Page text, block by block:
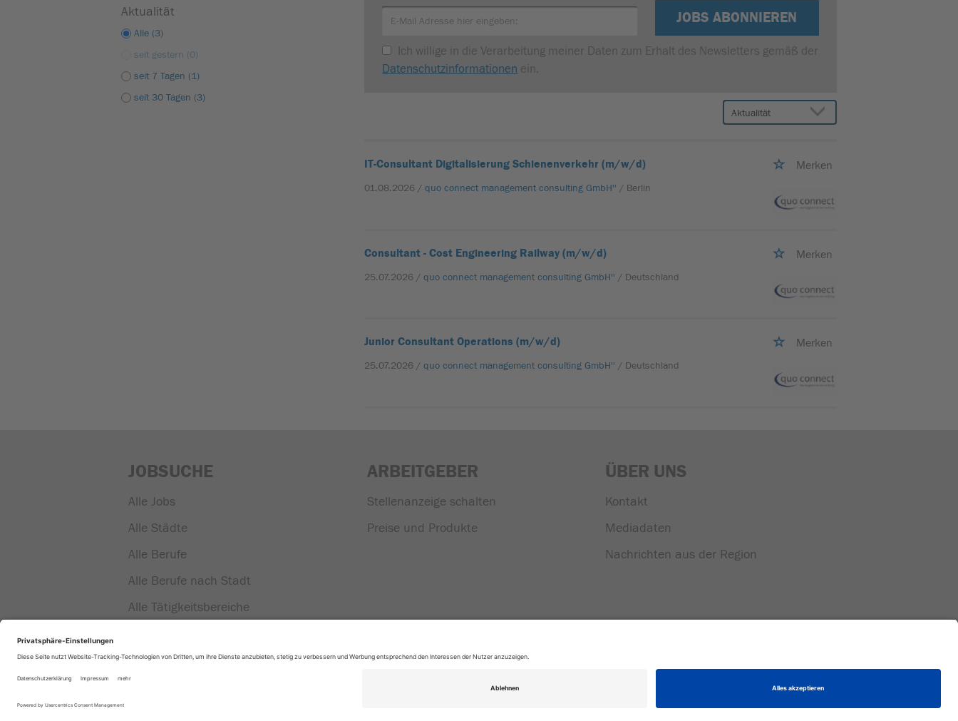
Aktualität
Alle (3)
seit gestern (0)
seit 7 Tagen (1)
seit 30 Tagen (3)
JOBS ABONNIEREN
Ich willige in die Verarbeitung meiner Daten zum Erhalt des Newsletters gemäß der
Datenschutzinformationen ein.
IT-Consultant Digitalisierung Schienenverkehr (m/w/d) Merken
01.08.2026 /quo connect management consulting GmbH'' / Berlin
Consultant - Cost Engineering Railway (m/w/d) Merken
25.07.2026 /quo connect management consulting GmbH'' / Deutschland
Junior Consultant Operations (m/w/d) Merken
25.07.2026 /quo connect management consulting GmbH'' / Deutschland
JOBSUCHE
Alle Jobs
Alle Städte
Alle Berufe
Alle Berufe nach Stadt
Alle Tätigkeitsbereiche
ARBEITGEBER
Stellenanzeige schalten
Preise und Produkte
ÜBER UNS
Kontakt
Mediadaten
Nachrichten aus der Region